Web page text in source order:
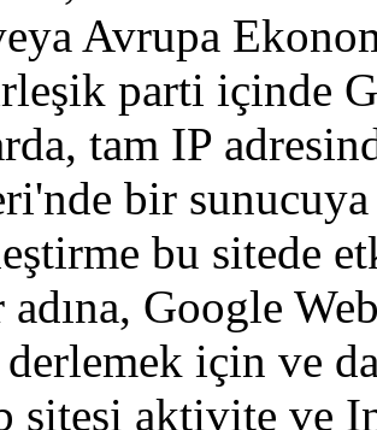
Avrupa
parti içinde
, tam IP
bir sunucuya
bu sitede
adına, Google
derlemek için ve
sitesi aktivite ve